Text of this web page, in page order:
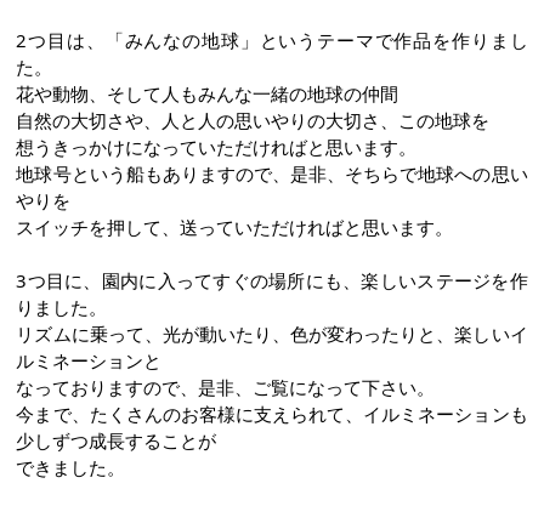
2つ目は、「みんなの地球」というテーマで作品を作りまし
た。
花や動物、そして人もみんな一緒の地球の仲間
自然の大切さや、人と人の思いやりの大切さ、この地球を
想うきっかけになっていただければと思います。
地球号という船もありますので、是非、そちらで地球への思い
やりを
スイッチを押して、送っていただければと思います。
3つ目に、園内に入ってすぐの場所にも、楽しいステージを作
りました。
リズムに乗って、光が動いたり、色が変わったりと、楽しいイ
ルミネーションと
なっておりますので、是非、ご覧になって下さい。
今まで、たくさんのお客様に支えられて、イルミネーションも
少しずつ成長することが
できました。